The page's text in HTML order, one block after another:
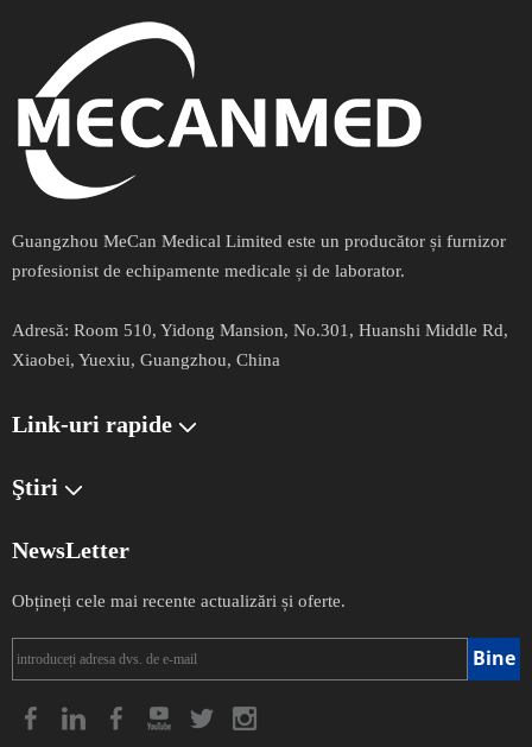
Guangzhou MeCan Medical Limited este un producător și furnizor
profesionist de echipamente medicale și de laborator.​​​​​​
Adresă​​​​​​​: Room 510, Yidong Mansion, No.301, Huanshi Middle Rd,
Xiaobei, Yuexiu, Guangzhou, China
Link-uri rapide
Ştiri
NewsLetter
Obțineți cele mai recente actualizări și oferte.
Bine